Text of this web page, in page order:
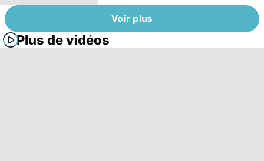
Voir plus
Plus de vidéos